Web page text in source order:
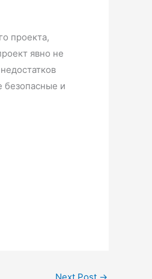
проекта,
явно не
безопасные и
Next Post →